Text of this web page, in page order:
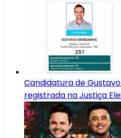
Candidatura de
registrada na Justiça